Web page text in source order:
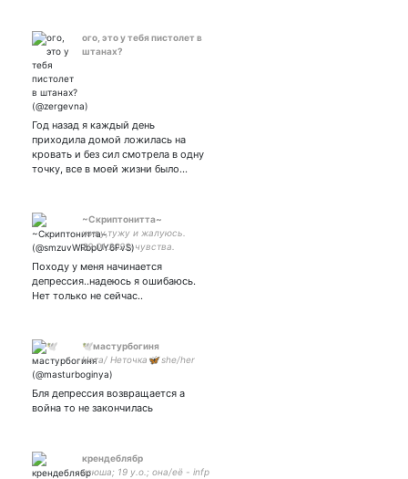
ого, это у тебя пистолет в
штанах?
Год назад я каждый день
приходила домой ложилась на
кровать и без сил смотрела в одну
точку, все в моей жизни было…
~Скриптонитта~
живу,тужу и жалуюсь.
29.01.2022-чувства.
Походу у меня начинается
депрессия..надеюсь я ошибаюсь.
Нет только не сейчас..
🕊мастурбогиня
Нета/ Неточка🦋 she/her
Бля депрессия возвращается а
война то не закончилась
крендеблябр
ксюша; 19 y.o.; она/её - infp